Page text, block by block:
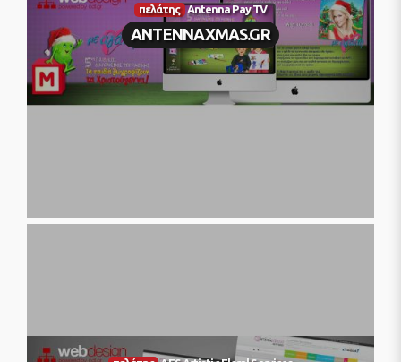
πελάτης Antenna Pay TV
ANTENNAXMAS.GR